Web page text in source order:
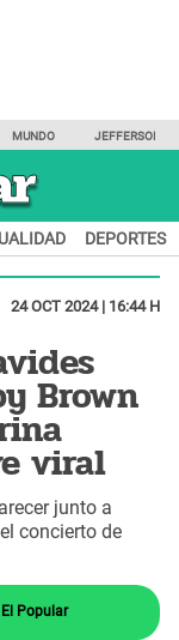
MUNDO JEFFERSON
DEPORTES
24 OCT 2024 | 16:44 H
Brown
viral
junto a
concierto de
Popular